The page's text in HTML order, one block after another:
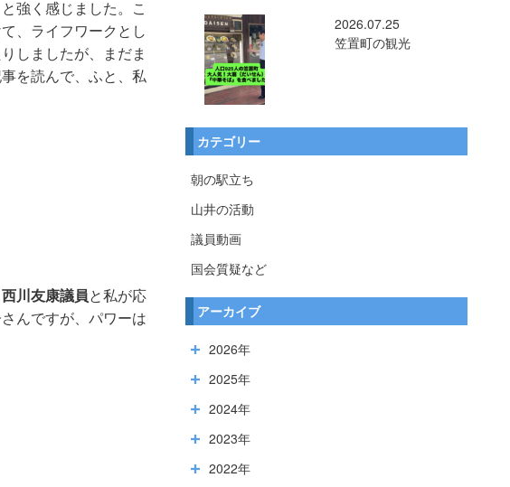
強く感じました。こ
、ライフワークとし
しましたが、まだま
を読んで、ふと、私
川友康議員と私が応
んですが、パワーは
2026.07.25
笠置町の観光
カテゴリー
朝の駅立ち
山井の活動
議員動画
国会質疑など
アーカイブ
2026年
2025年
2024年
2023年
2022年